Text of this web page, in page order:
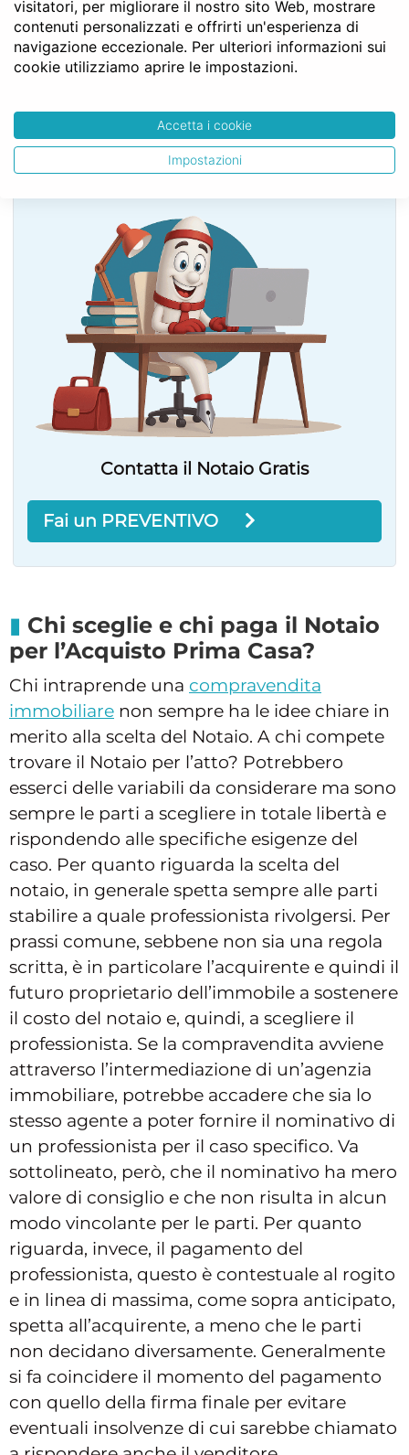
direttamente al rogito in tempi più brevi. Il
ventaglio di possibilità che si apre
ipoteticamente è unificato da un comune
SERVE LA CONSULENZA DEL NOTAIO?
Contatta il Notaio Gratis
Fai un PREVENTIVO
Chi sceglie e chi paga il Notaio
per l’Acquisto Prima Casa?
Chi intraprende una compravendita
immobiliare non sempre ha le idee chiare in
merito alla scelta del Notaio. A chi compete
trovare il Notaio per l’atto? Potrebbero
esserci delle variabili da considerare ma sono
sempre le parti a scegliere in totale libertà e
rispondendo alle specifiche esigenze del
caso. Per quanto riguarda la scelta del
notaio, in generale spetta sempre alle parti
stabilire a quale professionista rivolgersi. Per
prassi comune, sebbene non sia una regola
scritta, è in particolare l’acquirente e quindi il
futuro proprietario dell’immobile a sostenere
il costo del notaio e, quindi, a scegliere il
professionista. Se la compravendita avviene
attraverso l’intermediazione di un’agenzia
immobiliare, potrebbe accadere che sia lo
stesso agente a poter fornire il nominativo di
un professionista per il caso specifico. Va
sottolineato, però, che il nominativo ha mero
valore di consiglio e che non risulta in alcun
modo vincolante per le parti. Per quanto
riguarda, invece, il pagamento del
professionista, questo è contestuale al rogito
e in linea di massima, come sopra anticipato,
spetta all’acquirente, a meno che le parti
non decidano diversamente. Generalmente
si fa coincidere il momento del pagamento
con quello della firma finale per evitare
eventuali insolvenze di cui sarebbe chiamato
visitatori, per migliorare il nostro sito Web, mostrare
contenuti personalizzati e offrirti un'esperienza di
navigazione eccezionale. Per ulteriori informazioni sui
cookie utilizziamo aprire le impostazioni.
Accetta i cookie
Impostazioni